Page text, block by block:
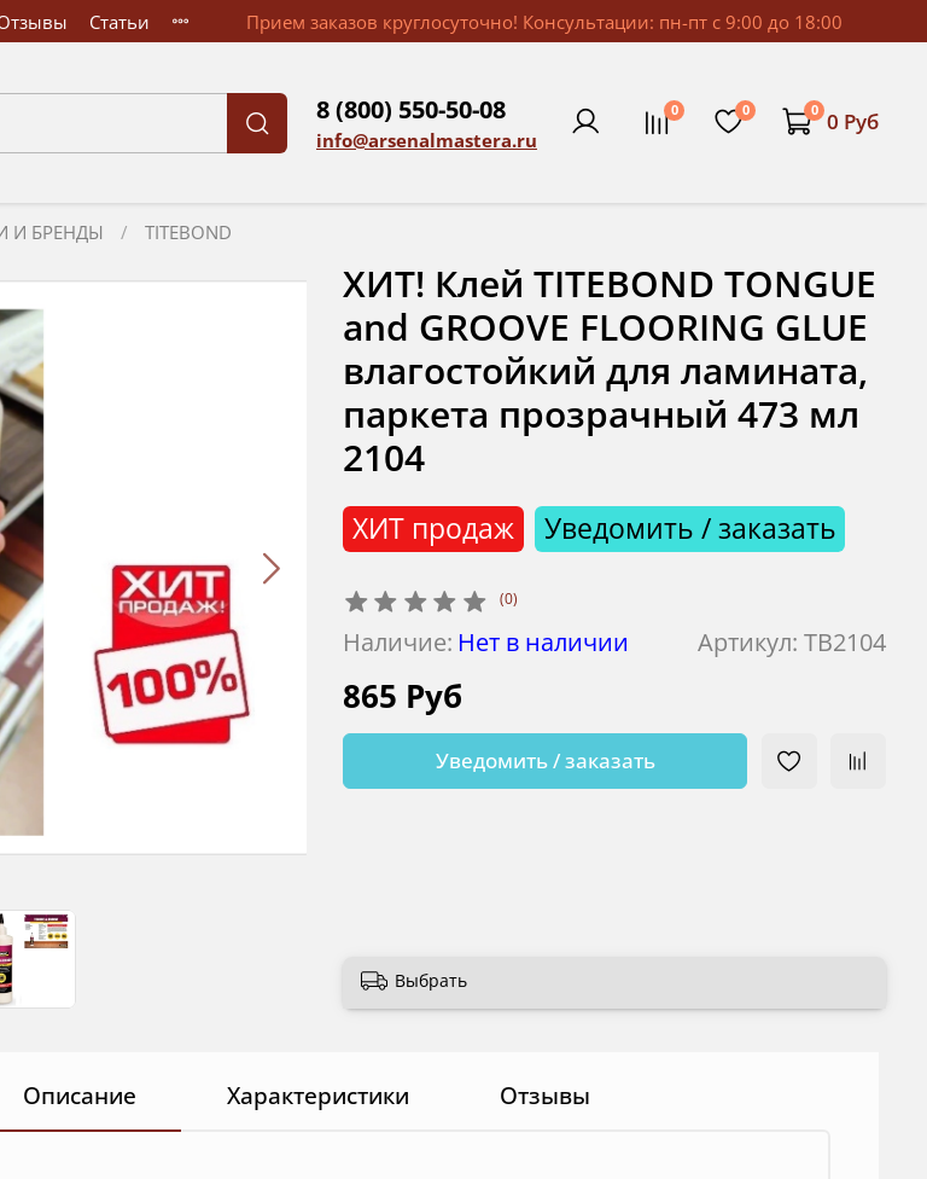
Статьи Прием заказов круглосуточно! Консультации: пн-пт с 9:00 до 18:00
8 (800) 550-50-08
info@arsenalmastera.ru
0 0 0 0 Руб
И БРЕНДЫ TITEBOND
(0)
Артикул: TB2104
Наличие: Нет в наличии
ХИТ продаж Уведомить / заказать
ХИТ! Клей TITEBOND TONGUE
and GROOVE FLOORING GLUE
влагостойкий для ламината,
паркета прозрачный 473 мл
2104
865 Руб
Уведомить / заказать
Выбрать
Описание Характеристики Отзывы